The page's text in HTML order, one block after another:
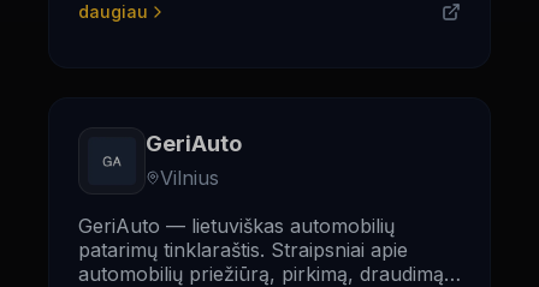
daugiau
GeriAuto
Vilnius
GeriAuto — lietuviškas automobilių
patarimų tinklaraštis. Straipsniai apie
automobilių priežiūrą, pirkimą, draudimą